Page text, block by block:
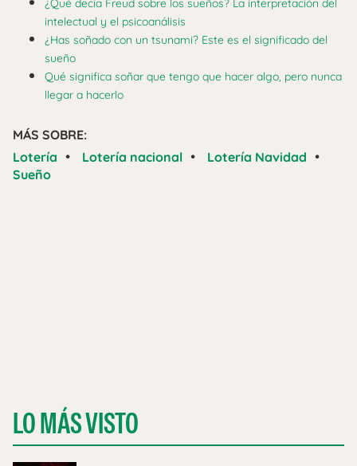
¿Qué decía Freud sobre los sueños? La interpretación del
intelectual y el psicoanálisis
¿Has soñado con un tsunami? Este es el significado del
sueño
Qué significa soñar que tengo que hacer algo, pero nunca
llegar a hacerlo
MÁS SOBRE:
Lotería • Lotería nacional • Lotería Navidad •
Sueño
LO MÁS VISTO